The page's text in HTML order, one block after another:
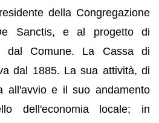
della Congregazione
Sanctis, e al progetto di
dal Comune. La Cassa di
dal 1885. La sua attività, di
all'avvio e il suo andamento
dell'economia locale; in